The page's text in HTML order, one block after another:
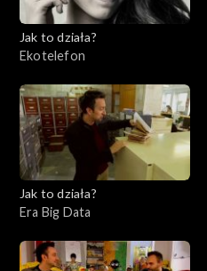
Jak to działa?
Ekotelefon
Jak to działa?
Era Big Data